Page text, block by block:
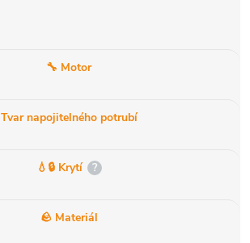
🔧 Motor
Tvar napojitelného potrubí
💧🔒 Krytí ?
🪨 Materiál